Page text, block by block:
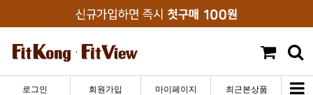
로그인 회원가입 마이페이지 최근본상품